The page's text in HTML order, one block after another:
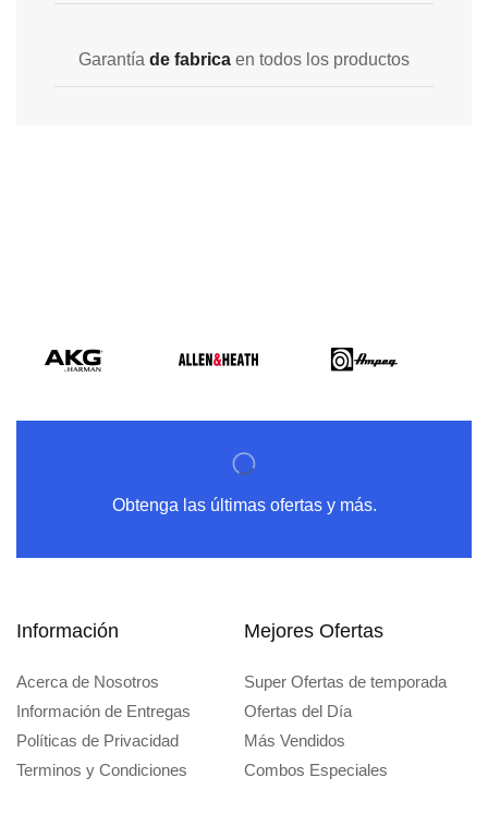
Garantía de fabrica en todos los productos
Obtenga las últimas ofertas y más.
Información
Acerca de Nosotros
Información de Entregas
Políticas de Privacidad
Terminos y Condiciones
Mejores Ofertas
Super Ofertas de temporada
Ofertas del Día
Más Vendidos
Combos Especiales